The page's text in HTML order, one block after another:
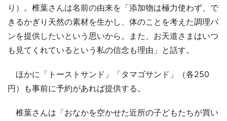
り）。椎葉さんは名前の由来を「添加物は極力使わず、で
きるかぎり天然の素材を生かし、体のことを考えた調理パ
ンを提供したいという思いから。また、お天道さまはいつ
も見てくれているという私の信念も理由」と話す。
ほかに「トーストサンド」「タマゴサンド」（各250
円）も事前に予約があれば提供する。
椎葉さんは「おなかを空かせた近所の子どもたちが買い